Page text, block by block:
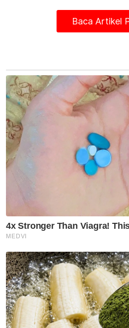
Mengulas lanjut beliau
membuat semakan akaun
Jelasnya, mangsa
di sebuah bank di daerah
lebih lanjut berhubung
dalam akaunnya.
"Hasil semakan daripada
itu telah dipindahkan ke
bernama Ridzuan Ramdan.
Baca Artikel